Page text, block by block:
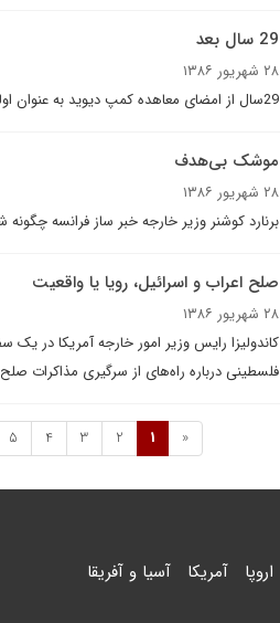
29 سال بعد
۲۸ شهریور ۱۳۸۶
29سال از امضای معاهده کمپ دیوید به عنوان اولین قرارداد صلح بین اعراب و اسراییل گذشت
موشک بی‌هدف
۲۸ شهریور ۱۳۸۶
برنارد کوشنر وزير خارجه خبر ساز فرانسه
صلح اعراب و اسرائيل، رويا يا واقعيت
۲۸ شهریور ۱۳۸۶
کاندوليزا رايس وزير امور خارجه آمريکا در
فلسطينى درباره راه‌هاى از سرگيرى مذاکرات
«
1
2
3
4
5
اروپا آمریکا آسیا و آفریقا